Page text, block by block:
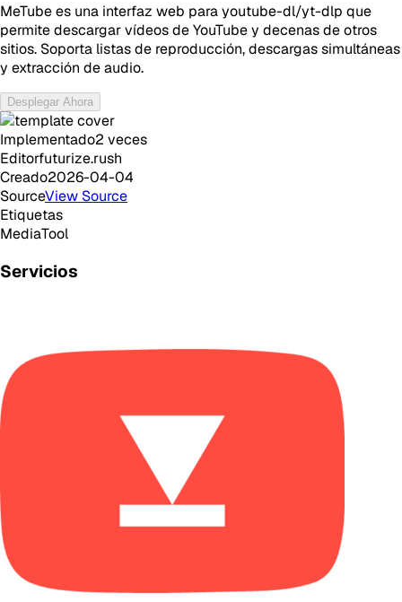
MeTube es una interfaz web para youtube-dl/yt-dlp que
permite descargar vídeos de YouTube y decenas de otros
sitios. Soporta listas de reproducción, descargas simultáneas
y extracción de audio.
Desplegar Ahora
Implementado2 veces
Editorfuturize.rush
Creado2026-04-04
SourceView Source
Etiquetas
MediaTool
Servicios